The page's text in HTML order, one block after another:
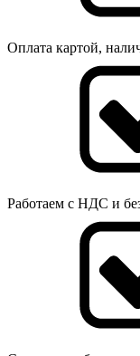
Оплата картой,
Работаем с НДС и